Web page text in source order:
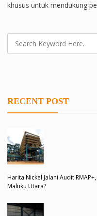
khusus untuk mendukung
RECENT POST
Harita Nickel Jalani Audit
Maluku Utara?